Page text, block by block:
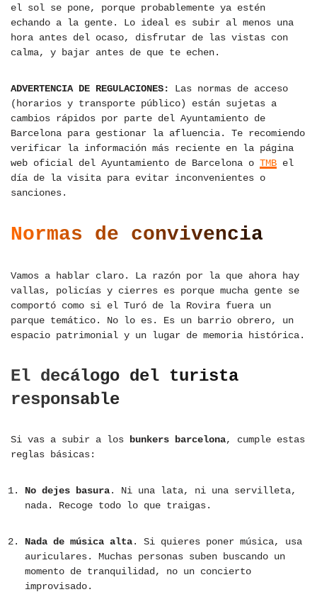
el sol se pone, porque probablemente ya estén
echando a la gente. Lo ideal es subir al menos una
hora antes del ocaso, disfrutar de las vistas con
calma, y bajar antes de que te echen.
ADVERTENCIA DE REGULACIONES:
Las normas de acceso
(horarios y transporte público) están sujetas a
cambios rápidos por parte del Ayuntamiento de
Barcelona para gestionar la afluencia. Te recomiendo
verificar la información más reciente en la página
web oficial del Ayuntamiento de Barcelona o TMB el
día de la visita para evitar inconvenientes o
sanciones.
Normas de convivencia
Vamos a hablar claro. La razón por la que ahora hay
vallas, policías y cierres es porque mucha gente se
comportó como si el Turó de la Rovira fuera un
parque temático. No lo es. Es un barrio obrero, un
espacio patrimonial y un lugar de memoria histórica.
El decálogo del turista
responsable
Si vas a subir a los bunkers barcelona, cumple estas
reglas básicas:
No dejes basura. Ni una lata, ni una servilleta,
nada. Recoge todo lo que traigas.
Nada de música alta. Si quieres poner música, usa
auriculares. Muchas personas suben buscando un
momento de tranquilidad, no un concierto
improvisado.